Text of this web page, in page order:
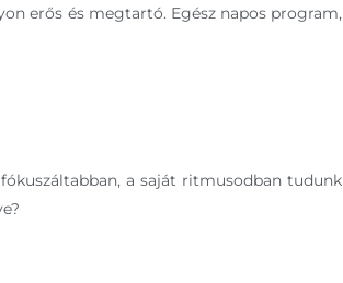
erős és megtartó. Egész napos program,
a saját ritmusodban tudunk